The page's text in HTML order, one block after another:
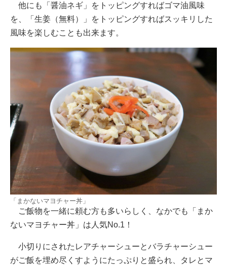
他にも「醤油ネギ」をトッピングすればゴマ油風味
を、「生姜（無料）」をトッピングすればスッキリした
風味を楽しむことも出来ます。
「まかないマヨチャー丼」
ご飯物を一緒に頼む方も多いらしく、なかでも「まか
ないマヨチャー丼」は人気No.1！
小切りにされたレアチャーシューとバラチャーシュー
がご飯を埋め尽くすようにたっぷりと盛られ、タレとマ